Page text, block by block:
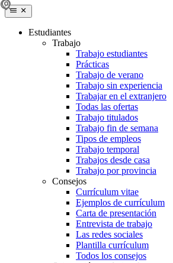
Estudiantes
Trabajo
Trabajo estudiantes
Prácticas
Trabajo de verano
Trabajo sin experiencia
Trabajar en el extranjero
Todas las ofertas
Trabajo titulados
Trabajo fin de semana
Tipos de empleos
Trabajo temporal
Trabajos desde casa
Trabajo por provincia
Consejos
Currículum vitae
Ejemplos de currículum
Carta de presentación
Entrevista de trabajo
Las redes sociales
Plantilla currículum
Todos los consejos